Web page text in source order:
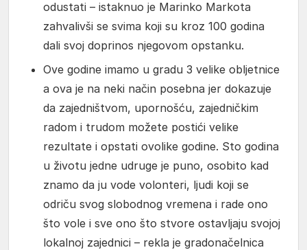
odustati – istaknuo je Marinko Markota
zahvalivši se svima koji su kroz 100 godina
dali svoj doprinos njegovom opstanku.
Ove godine imamo u gradu 3 velike obljetnice
a ova je na neki način posebna jer dokazuje
da zajedništvom, upornošću, zajedničkim
radom i trudom možete postići velike
rezultate i opstati ovolike godine. Sto godina
u životu jedne udruge je puno, osobito kad
znamo da ju vode volonteri, ljudi koji se
odriču svog slobodnog vremena i rade ono
što vole i sve ono što stvore ostavljaju svojoj
lokalnoj zajednici – rekla je gradonačelnica